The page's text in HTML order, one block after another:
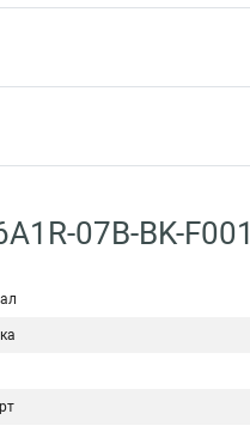
07B-BK-F001